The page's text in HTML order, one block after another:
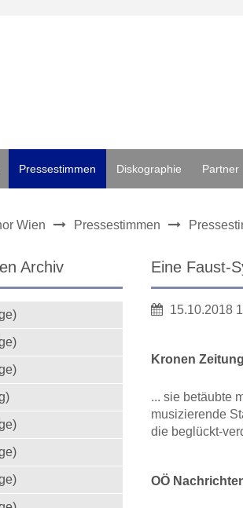
Pressestimmen Diskographie Partner
Wien Pressestimmen
Eine Faust-
15.10.2018
Kronen
... sie betäubte
musizierende
die beglückt-
OÖ
Archiv